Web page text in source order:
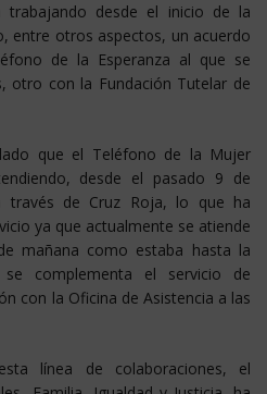
desde el inicio de la
entre otros aspectos, un acuerdo
de la Esperanza al que se
otro con la Fundación Tutelar de
que el Teléfono de la Mujer
desde el pasado 9 de
través de Cruz Roja, lo que ha
ya que actualmente se atiende
mañana como estaba hasta la
complementa el servicio de
con la Oficina de Asistencia a las
línea de colaboraciones, el